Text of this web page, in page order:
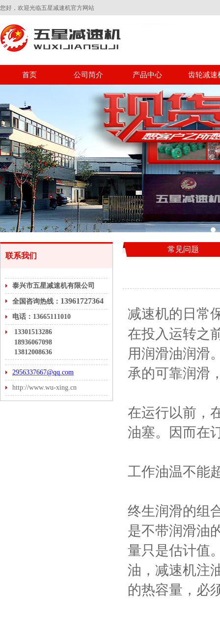
您好，欢迎光临五星减速机官方网站
首页 公司简介 产品中心 齿轮减速
联系我们
泰兴市五星减速机有限公司
全国咨询热线： 13961727364
电话：13665111010
13301513286
18936067098
13812008636
2956337667@qq.com
http://www.wu-xing.cn
常见问题
减速机的日常
在投入运转之
用润滑油润滑
承的可靠润滑
在运行以前，
油塞。因而在
工作油温不能
终生润滑的组
是不带润滑油
量只是估计值
油，减速机注
的热容量，必